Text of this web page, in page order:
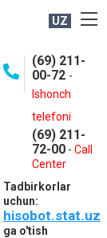
UZ
(69) 211-
00-72 -
Ishonch
telefoni
(69) 211-
72-00 - Call
Center
Tadbirkorlar
uchun:
hisobot.stat.uz
ga o'tish